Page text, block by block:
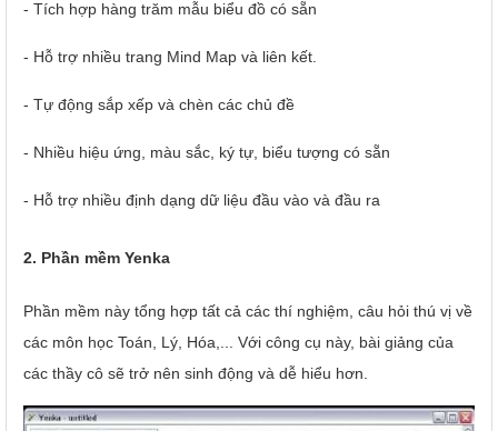
- Tích hợp hàng trăm mẫu biểu đồ có sẵn
- Hỗ trợ nhiều trang Mind Map và liên kết.
- Tự động sắp xếp và chèn các chủ đề
- Nhiều hiệu ứng, màu sắc, ký tự, biểu tượng có sẵn
- Hỗ trợ nhiều định dạng dữ liệu đầu vào và đầu ra
2. Phần mềm Yenka
Phần mềm này tổng hợp tất cả các thí nghiệm, câu hỏi thú vị về
các môn học Toán, Lý, Hóa,... Với công cụ này, bài giảng của
các thầy cô sẽ trở nên sinh động và dễ hiểu hơn.